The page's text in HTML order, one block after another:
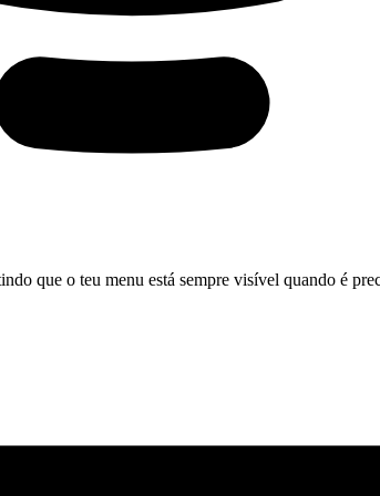
que o teu menu está sempre visível quando é